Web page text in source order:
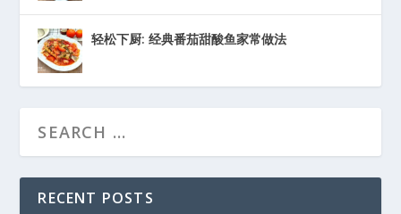
轻松下厨: 经典番茄甜酸鱼家常做法
RECENT POSTS